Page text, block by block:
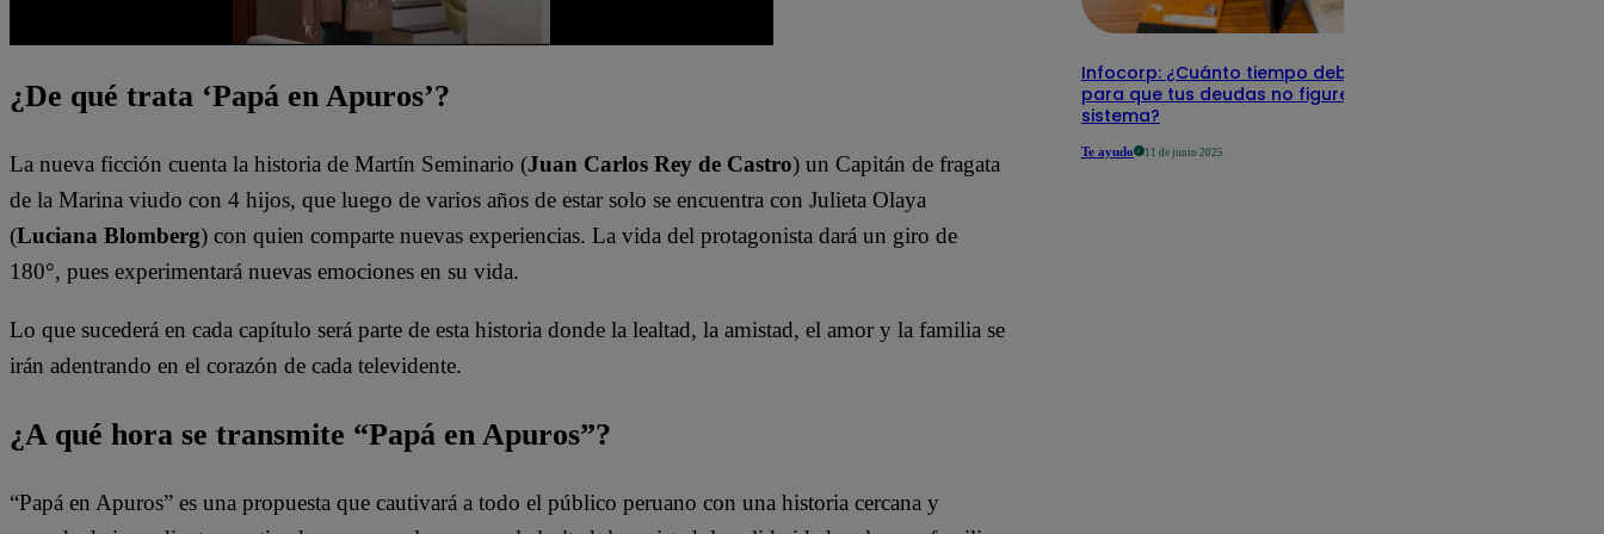
¿De qué trata ‘Papá en Apuros’?
La nueva ficción cuenta la historia de Martín Seminario (Juan Carlos Rey de Castro) un Capitán de fragata
de la Marina viudo con 4 hijos, que luego de varios años de estar solo se encuentra con Julieta Olaya
(Luciana Blomberg) con quien comparte nuevas experiencias. La vida del protagonista dará un giro de
180°, pues experimentará nuevas emociones en su vida.
Lo que sucederá en cada capítulo será parte de esta historia donde la lealtad, la amistad, el amor y la familia se
irán adentrando en el corazón de cada televidente.
¿A qué hora se transmite “Papá en Apuros”?
“Papá en Apuros” es una propuesta que cautivará a todo el público peruano con una historia cercana y
Infocorp: ¿Cuánto tiempo debe pasar
para que tus deudas no figuren en su
sistema?
Te ayudo 11 de junio 2025